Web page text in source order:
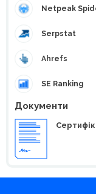
Netpeak
Serpstat
Ahrefs
SE Ranking
Документи